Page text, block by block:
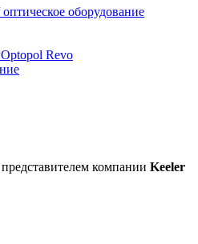
оптическое оборудование
Revo
компании Keeler